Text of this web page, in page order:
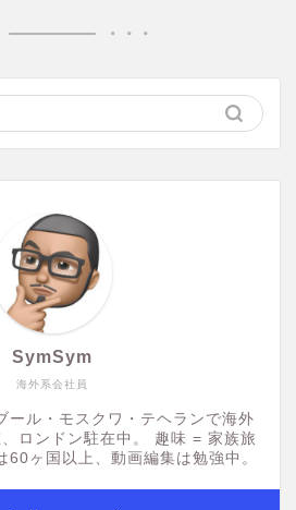
海外系会社員
SymSym
ール・モスクワ・テヘランで海外
ロンドン駐在中。 趣味 = 家族旅
ヶ国以上、動画編集は勉強中。